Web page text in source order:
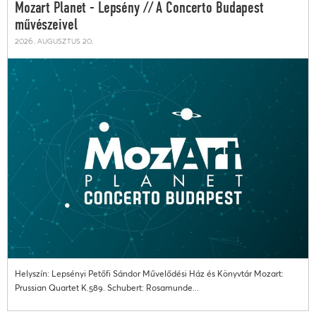
Mozart Planet - Lepsény // A Concerto Budapest
művészeivel
2026. augusztus 20.
Helyszín: Lepsényi Petőfi Sándor Művelődési Ház és Könyvtár Mozart:
Prussian Quartet K.589. Schubert: Rosamunde...